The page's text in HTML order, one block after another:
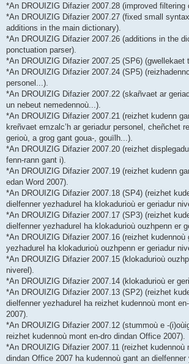
*An DROUIZIG Difazier 2007.28 (improved filtering
*An DROUIZIG Difazier 2007.27 (fixed small
additions in the main dictionary).
*An DROUIZIG Difazier 2007.26 (additions in the
ponctuation parser).
*An DROUIZIG Difazier 2007.25 (SP6) (gwellekaet
*An DROUIZIG Difazier 2007.24 (SP5)
personel...).
*An DROUIZIG Difazier 2007.22 (skañvaet ar
un nebeut nemedennoù...).
*An DROUIZIG Difazier 2007.21 (reizhet kudenn
kreñvaet emzalc’h ar geriadur personel, cheñchet
gerioù, a grog gant goua-, gouïlh...).
*An DROUIZIG Difazier 2007.20 (reizhet
fenn-rann gant i).
*An DROUIZIG Difazier 2007.19 (reizhet kudenn
edan Word 2007).
*An DROUIZIG Difazier 2007.18 (SP4) (reizhet
dielfenner yezhadurel ha klokadurioù er geriadur
*An DROUIZIG Difazier 2007.17 (SP3) (reizhet
dielfenner yezhadurel ha klokadurioù ouzhpenn er
*An DROUIZIG Difazier 2007.16 (reizhet kudennoù
yezhadurel ha klokadurioù ouzhpenn er geriadur
*An DROUIZIG Difazier 2007.15 (klokadurioù
niverel).
*An DROUIZIG Difazier 2007.14 (klokadurioù er
*An DROUIZIG Difazier 2007.13 (SP2) (reizhet
dielfenner yezhadurel ha reizhet kudennoù mont
2007).
*An DROUIZIG Difazier 2007.12 (stummoù e -
reizhet kudennoù mont en-dro dindan Office 2007).
*An DROUIZIG Difazier 2007.11 (reizhet kudennoù
dindan Office 2007 ha kudennoù gant an dielfenner